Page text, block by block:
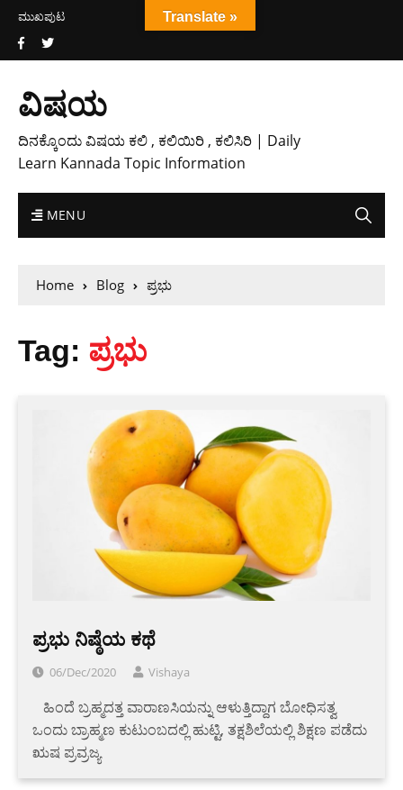
ಮುಖಪುಟ
ವಿಷಯ
ದಿನಕ್ಕೊಂದು ವಿಷಯ ಕಲಿ , ಕಲಿಯಿರಿ , ಕಲಿಸಿರಿ | Daily
Learn Kannada Topic Information
MENU
Home Blog ಪ್ರಭು
Tag: ಪ್ರಭು
ಪ್ರಭು ನಿಷ್ಠೆಯ ಕಥೆ
06/Dec/2020 Vishaya
ಹಿಂದೆ ಬ್ರಹ್ಮದತ್ತ ವಾರಾಣಸಿಯನ್ನು ಆಳುತ್ತಿದ್ದಾಗ ಬೋಧಿಸತ್ವ
ಒಂದು ಬ್ರಾಹ್ಮಣ ಕುಟುಂಬದಲ್ಲಿ ಹುಟ್ಟಿ, ತಕ್ಷಶಿಲೆಯಲ್ಲಿ ಶಿಕ್ಷಣ ಪಡೆದು
ಋಷ ಪ್ರವ್ರಜ್ಯ
Translate »